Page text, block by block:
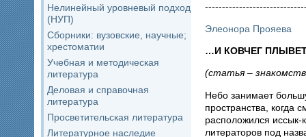
Нелинейный уровневый подход
(НУП)
Сборники: вузовские, научные;
хрестоматии
Учебная и методическая
литература
Деловая и справочная
литература
Просветительская литература
Литературное наследие
Элеонора Прояева
…И КОВЧЕГ
(статья –
Небо занимает
пространства, когда
расположился иссык-
литераторов под